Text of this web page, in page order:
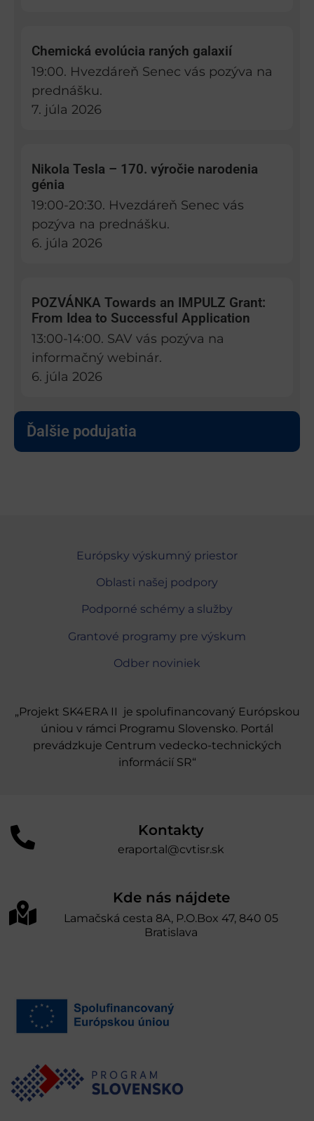
Chemická evolúcia raných galaxií
19:00. Hvezdáreň Senec vás pozýva na
prednášku.
7. júla 2026
Nikola Tesla – 170. výročie narodenia
génia
19:00-20:30. Hvezdáreň Senec vás
pozýva na prednášku.
6. júla 2026
POZVÁNKA Towards an IMPULZ Grant:
From Idea to Successful Application
13:00-14:00. SAV vás pozýva na
informačný webinár.
6. júla 2026
Ďalšie podujatia
Európsky výskumný priestor
Oblasti našej podpory
Podporné schémy a služby
Grantové programy pre výskum
Odber noviniek
„Projekt SK4ERA II je spolufinancovaný Európskou
úniou v rámci Programu Slovensko. Portál
prevádzkuje Centrum vedecko-technických
informácií SR“
Kontakty
eraportal@cvtisr.sk
Kde nás nájdete
Lamačská cesta 8A, P.O.Box 47, 840 05
Bratislava